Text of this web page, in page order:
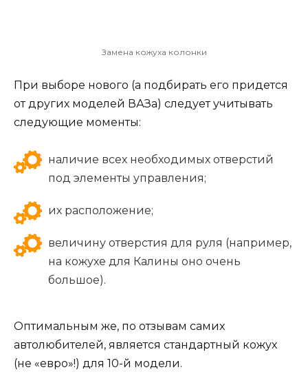
Замена кожуха колонки
При выборе нового (а подбирать его придется
от других моделей ВАЗа) следует учитывать
следующие моменты:
наличие всех необходимых отверстий
под элементы управления;
их расположение;
величину отверстия для руля (например,
на кожухе для Калины оно очень
большое).
Оптимальным же, по отзывам самих
автолюбителей, является стандартный кожух
(не «евро»!) для 10-й модели.